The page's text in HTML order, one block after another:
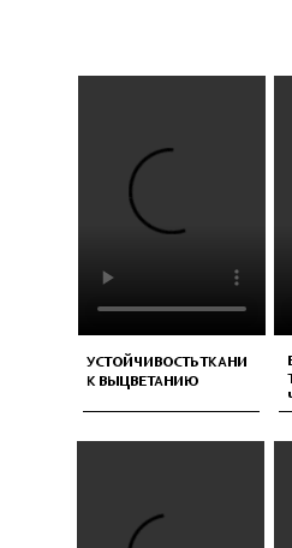
УСТОЙЧИВОСТЬ ТКАНИ
К ВЫЦВЕТАНИЮ